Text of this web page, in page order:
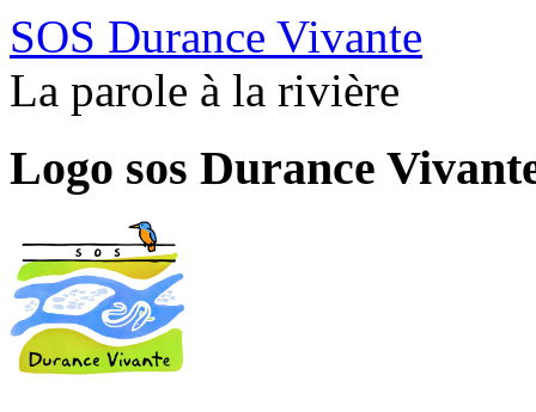
SOS Durance Vivante
La parole à la rivière
Logo sos Durance